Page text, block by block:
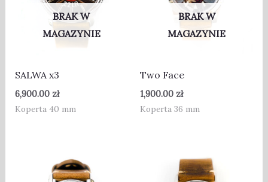
BRAK W
MAGAZYNIE
SALWA x3
6,900.00 zł
Koperta 40 mm
BRAK W
MAGAZYNIE
Two Face
1,900.00 zł
Koperta 36 mm